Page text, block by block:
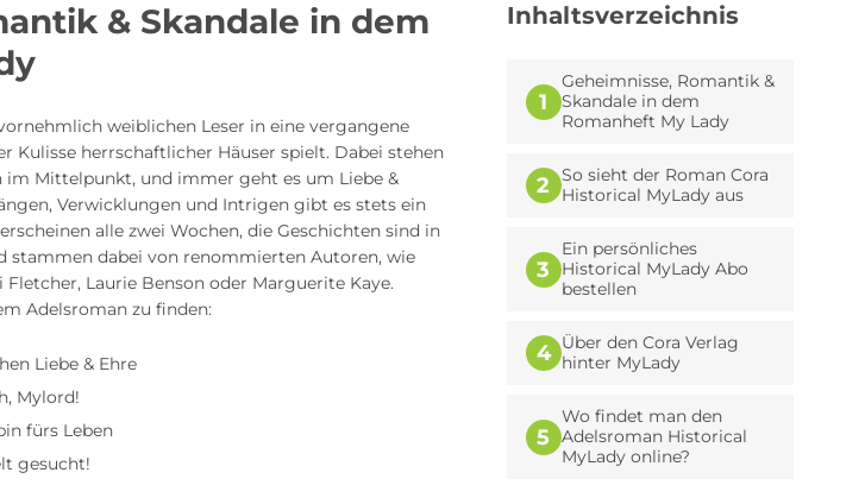
& Skandale in dem
weiblichen Leser in eine vergangene
Kulisse herrschaftlicher Häuser spielt. Dabei stehen
im Mittelpunkt, und immer geht es um Liebe &
Verwicklungen und Intrigen gibt es stets ein
alle zwei Wochen, die Geschichten sind in
stammen dabei von renommierten Autoren, wie
Laurie Benson oder Marguerite Kaye.
Adelsroman zu finden:
Liebe & Ehre
Mylord!
fürs Leben
gesucht!
Inhaltsverzeichnis
1
Geheimnisse, Romantik &
Skandale in dem
Romanheft My Lady
2 So sieht der Roman Cora
Historical MyLady aus
3
Ein persönliches
Historical MyLady Abo
bestellen
4 Über den Cora Verlag
hinter MyLady
5
Wo findet man den
Adelsroman Historical
MyLady online?